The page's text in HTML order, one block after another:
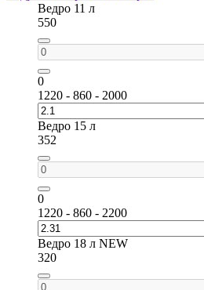
Ведро 11 л
550
0
1220 - 860 - 2000
Ведро 15 л
352
0
1220 - 860 - 2200
Ведро 18 л NEW
320